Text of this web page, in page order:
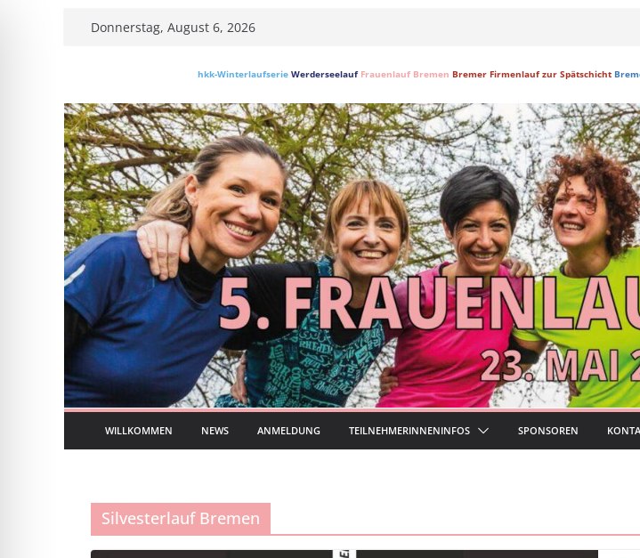
Donnerstag, August 6, 2026
hkk-Winterlaufserie Werderseelauf Frauenlauf Bremen Bremer Firmenlauf zur Spätschicht
WILLKOMMEN NEWS ANMELDUNG TEILNEHMERINNENINFOS SPONSOREN
Silvesterlauf Bremen